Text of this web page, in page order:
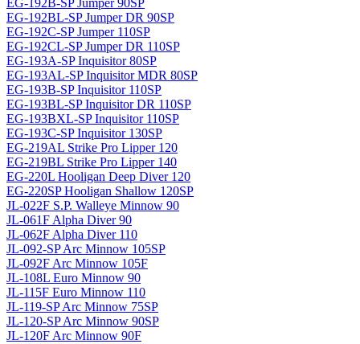
EG-192B-SP Jumper 90SP
EG-192BL-SP Jumper DR 90SP
EG-192C-SP Jumper 110SP
EG-192CL-SP Jumper DR 110SP
EG-193A-SP Inquisitor 80SP
EG-193AL-SP Inquisitor MDR 80SP
EG-193B-SP Inquisitor 110SP
EG-193BL-SP Inquisitor DR 110SP
EG-193BXL-SP Inquisitor 110SP
EG-193C-SP Inquisitor 130SP
EG-219AL Strike Pro Lipper 120
EG-219BL Strike Pro Lipper 140
EG-220L Hooligan Deep Diver 120
EG-220SP Hooligan Shallow 120SP
JL-022F S.P. Walleye Minnow 90
JL-061F Alpha Diver 90
JL-062F Alpha Diver 110
JL-092-SP Arc Minnow 105SP
JL-092F Arc Minnow 105F
JL-108L Euro Minnow 90
JL-115F Euro Minnow 110
JL-119-SP Arc Minnow 75SP
JL-120-SP Arc Minnow 90SP
JL-120F Arc Minnow 90F